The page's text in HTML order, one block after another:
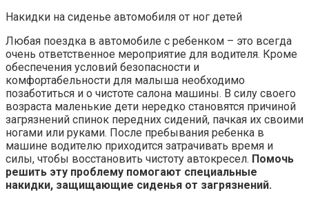
Накидки на сиденье автомобиля от ног детей
Любая поездка в автомобиле с ребенком – это всегда
очень ответственное мероприятие для водителя. Кроме
обеспечения условий безопасности и
комфортабельности для малыша необходимо
позаботиться и о чистоте салона машины. В силу своего
возраста маленькие дети нередко становятся причиной
загрязнений спинок передних сидений, пачкая их своими
ногами или руками. После пребывания ребенка в
машине водителю приходится затрачивать время и
силы, чтобы восстановить чистоту автокресел. Помочь
решить эту проблему помогают специальные
накидки, защищающие сиденья от загрязнений.